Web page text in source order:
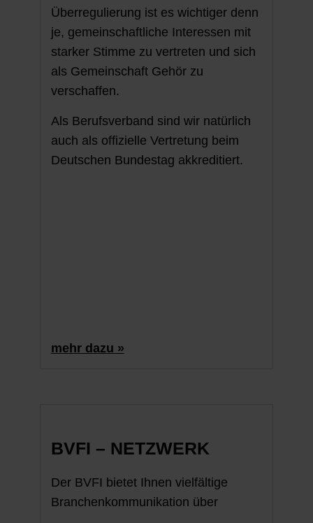
Überregulierung ist es wichtiger denn
je, gemeinschaftliche Interessen mit
starker Stimme zu vertreten und sich
als Gemein­schaft Gehör zu
verschaffen.
Als Berufsverband sind wir natür­lich
auch als offizielle Vertretung beim
Deutschen Bundes­tag akkreditiert.
mehr dazu »
BVFI – NETZWERK
Der BVFI bietet Ihnen vielfältige
Branchen­kommunikation über